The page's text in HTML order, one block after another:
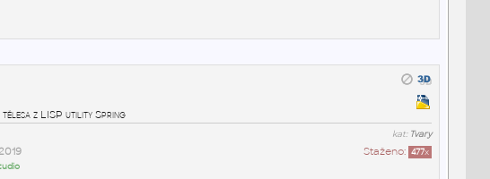
tělesa z LISP utility Spring
kat: Tvary
Staženo: 477x